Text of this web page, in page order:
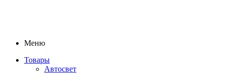
Меню
Товары
Автосвет